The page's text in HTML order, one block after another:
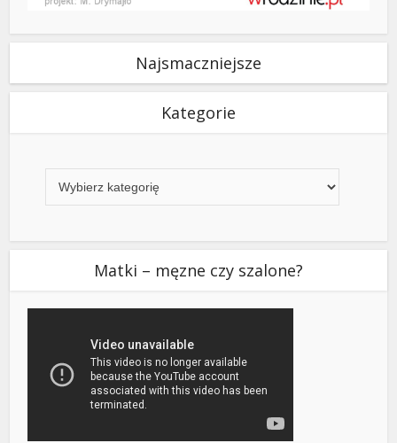
Najsmaczniejsze
Kategorie
Matki – męzne czy szalone?